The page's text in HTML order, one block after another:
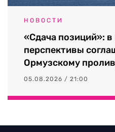
НОВОСТИ
«Сдача позиций»:
перспективы
Ормузскому
05.08.2026 / 21:00